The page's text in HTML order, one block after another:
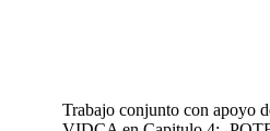
Trabajo conjunto con apoyo